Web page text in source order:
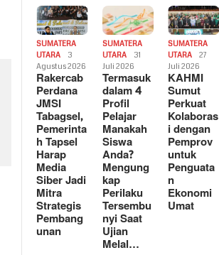
SUMATERA
UTARA
3
Agustus 2026
Rakercab
Perdana
JMSI
Tabagsel,
Pemerinta
h Tapsel
Harap
Media
Siber Jadi
Mitra
Strategis
Pembang
unan
SUMATERA
UTARA
31
Juli 2026
Termasuk
dalam 4
Profil
Pelajar
Manakah
Siswa
Anda?
Mengung
kap
Perilaku
Tersembu
nyi Saat
Ujian
Melal…
SUMATERA
UTARA
27
Juli 2026
KAHMI
Sumut
Perkuat
Kolaboras
i dengan
Pemprov
untuk
Penguata
n
Ekonomi
Umat